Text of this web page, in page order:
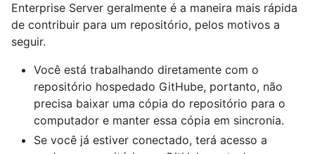
Enterprise Server geralmente é a maneira mais rápida
de contribuir para um repositório, pelos motivos a
seguir.
Você está trabalhando diretamente com o
repositório hospedado GitHube, portanto, não
precisa baixar uma cópia do repositório para o
computador e manter essa cópia em sincronia.
Se você já estiver conectado, terá acesso a